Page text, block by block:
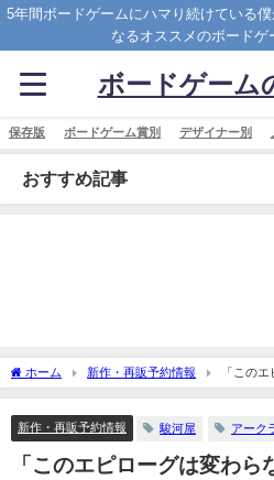
5年間ボードゲームにハマり続けている
なるオススメのボードゲ
ボードゲーム
保存版 ボードゲーム賞別 デザイナー別
おすすめ記事
ホーム 新作・再販予約情報
「この
購入可能なショップ紹介！
新作・再販予約情報 駿河屋 アーク
「このエピローグは変わ